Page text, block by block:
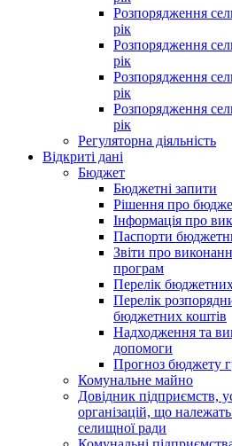
Розпорядження
рік
Розпорядження
рік
Розпорядження
рік
Розпорядження
рік
Регуляторна діяльність
Відкриті дані
Бюджет
Бюджетні запити
Рішення про
Інформація про
Паспорти
Звіти про
програм
Перелік
Перелік
бюджетних коштів
Надходження та
допомоги
Прогноз бюджету
Комунальне майно
Довідник підприємств,
організацій, що
селищної ради